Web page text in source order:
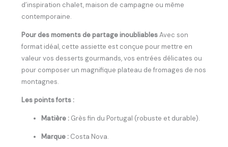
d’inspiration chalet, maison de campagne ou même
contemporaine.
Pour des moments de partage inoubliablesAvec son
format idéal, cette assiette est conçue pour mettre en
valeur vos desserts gourmands, vos entrées délicates ou
pour composer un magnifique plateau de fromages de nos
montagnes.
Les points forts :
Matière : Grès fin du Portugal (robuste et durable).
Marque : Costa Nova.